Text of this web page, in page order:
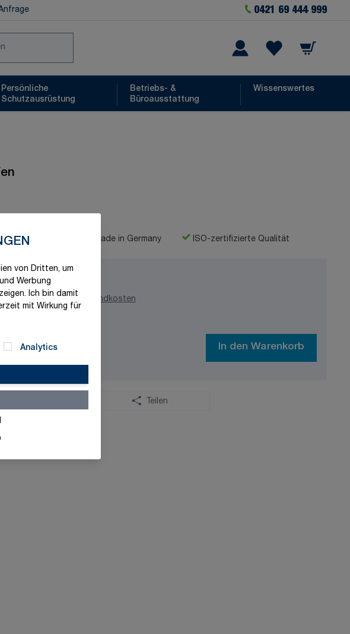
von Dritten, um
Werbung
Ich bin damit
mit Wirkung für
Analytics
0421 69 444 999
Warenkorb
Persönliche
Schutzausrüstung
Betriebs- &
Büroausstattung
Wissenswertes
Lieferung Made in Germany ISO-zertifizierte Qualität
€
MwSt. und zzgl. Versandkosten
+ In den Warenkorb
Teilen